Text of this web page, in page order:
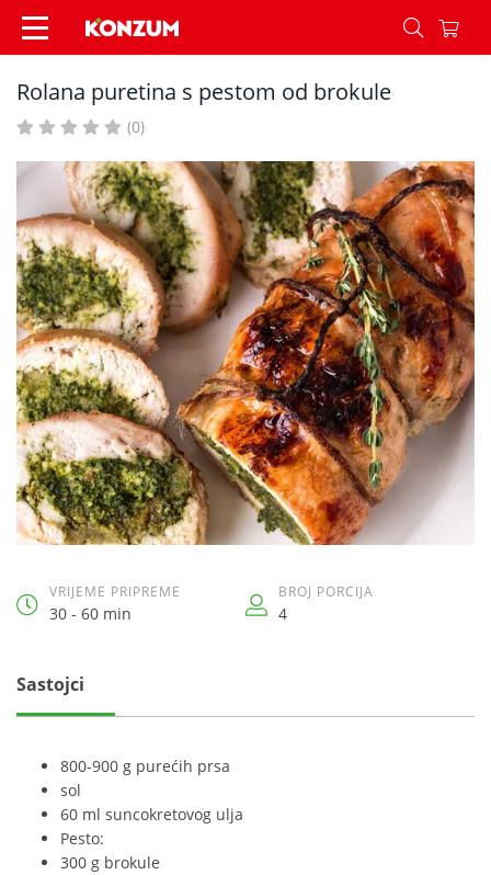
Rolana puretina s pestom od brokule - Recepti -
Rolana puretina s pestom od brokule
(0)
VRIJEME PRIPREME
30 - 60 min
BROJ PORCIJA
4
Sastojci
800-900 g purećih prsa
sol
60 ml suncokretovog ulja
Pesto:
300 g brokule